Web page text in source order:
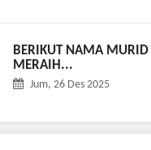
BERIKUT NAMA MURID
MERAIH...
Jum, 26 Des 2025